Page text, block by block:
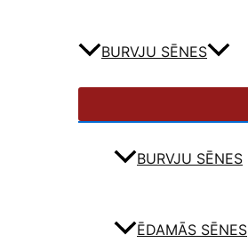
BURVJU SĒNES
BURVJU SĒNES
ĒDAMĀS SĒNES